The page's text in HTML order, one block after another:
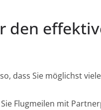
den
dass Sie möglichst
Flugmeilen mit